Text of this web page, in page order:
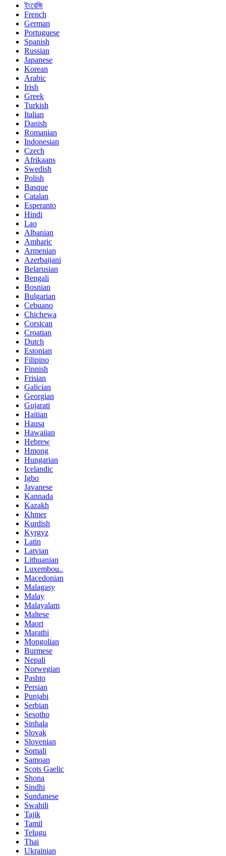
ইংরেজি
French
German
Portuguese
Spanish
Russian
Japanese
Korean
Arabic
Irish
Greek
Turkish
Italian
Danish
Romanian
Indonesian
Czech
Afrikaans
Swedish
Polish
Basque
Catalan
Esperanto
Hindi
Lao
Albanian
Amharic
Armenian
Azerbaijani
Belarusian
Bengali
Bosnian
Bulgarian
Cebuano
Chichewa
Corsican
Croatian
Dutch
Estonian
Filipino
Finnish
Frisian
Galician
Georgian
Gujarati
Haitian
Hausa
Hawaiian
Hebrew
Hmong
Hungarian
Icelandic
Igbo
Javanese
Kannada
Kazakh
Khmer
Kurdish
Kyrgyz
Latin
Latvian
Lithuanian
Luxembou..
Macedonian
Malagasy
Malay
Malayalam
Maltese
Maori
Marathi
Mongolian
Burmese
Nepali
Norwegian
Pashto
Persian
Punjabi
Serbian
Sesotho
Sinhala
Slovak
Slovenian
Somali
Samoan
Scots Gaelic
Shona
Sindhi
Sundanese
Swahili
Tajik
Tamil
Telugu
Thai
Ukrainian